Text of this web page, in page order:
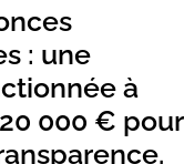
: une
à
000 € pour